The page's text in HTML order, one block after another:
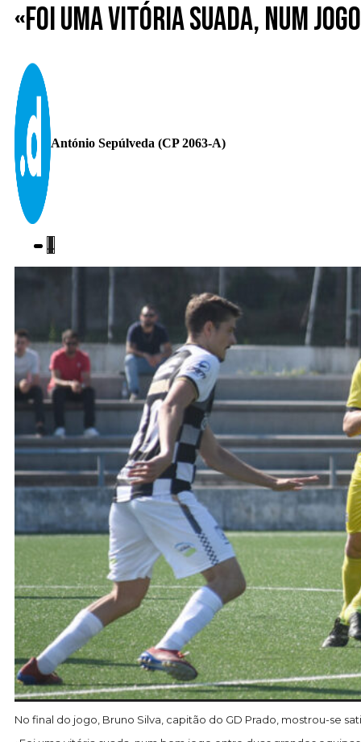
«Foi uma vitória suada, num
António Sepúlveda (CP 2063-A)
No final do jogo, Bruno Silva, capitão do GD Prado, mostrou-se